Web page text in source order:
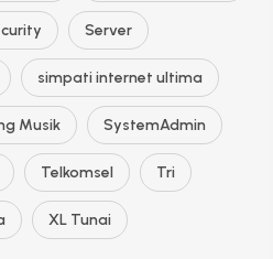
Server
simpati internet ultima
Musik SystemAdmin
Telkomsel Tri
XL Tunai